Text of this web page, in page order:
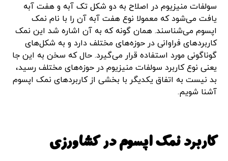
سولفات منیزیوم در اصلاح به دو شکل تک آبه و هفت آبه
یافت می‌شود که معمولا نوع هفت آبه آن را با نام نمک
اپسوم می‌شناسند. همان گونه که به آن اشاره شد این نمک
کاربردهای فراوانی در حوزه‌های مختلف دارد و به شکل‌های
گوناگونی مورد استفاده قرار می‌گیرد. حال که سخن به این جا
یعنی نوع کاربرد سولفات منیزیوم در حوزه‌های مختلف رسید،
بد نیست به اتفاق یکدیگر با بخشی از کاربردهای نمک اپسوم
آشنا شویم.
کاربرد نمک اپسوم در کشاورزی